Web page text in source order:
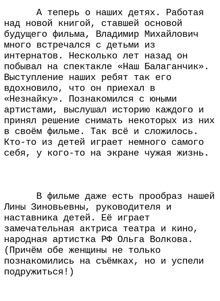
А теперь о наших детях. Работая
над новой книгой, ставшей основой
будущего фильма, Владимир Михайлович
много встречался с детьми из
интернатов. Несколько лет назад он
побывал на спектакле «Наш Балаганчик».
Выступление наших ребят так его
вдохновило, что он приехал в
«Незнайку». Познакомился с юными
артистами, выслушал историю каждого и
принял решение снимать некоторых из них
в своём фильме. Так всё и сложилось.
Кто-то из детей играет немного самого
себя, у кого-то на экране чужая жизнь.
В фильме даже есть прообраз нашей
Лины Зиновьевны, руководителя и
наставника детей. Её играет
замечательная актриса театра и кино,
народная артистка РФ Ольга Волкова.
(Причём обе женщины не только
познакомились на съёмках, но и успели
подружиться!)